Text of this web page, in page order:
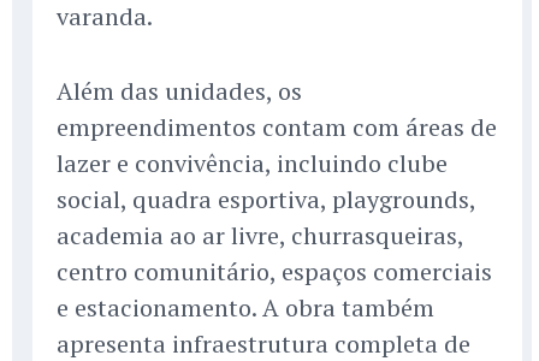
varanda.
Além das unidades, os
empreendimentos contam com áreas de
lazer e convivência, incluindo clube
social, quadra esportiva, playgrounds,
academia ao ar livre, churrasqueiras,
centro comunitário, espaços comerciais
e estacionamento. A obra também
apresenta infraestrutura completa de